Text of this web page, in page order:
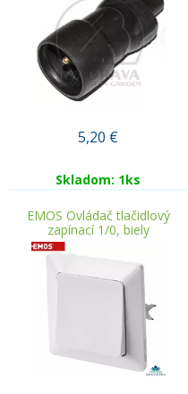
5,20 €
Skladom: 1ks
EMOS Ovládač tlačidlový
zapínací 1/0, biely